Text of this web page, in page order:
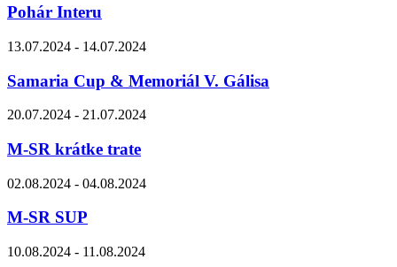
Pohár Interu
13.07.2024 - 14.07.2024
Samaria Cup & Memoriál V. Gálisa
20.07.2024 - 21.07.2024
M-SR krátke trate
02.08.2024 - 04.08.2024
M-SR SUP
10.08.2024 - 11.08.2024